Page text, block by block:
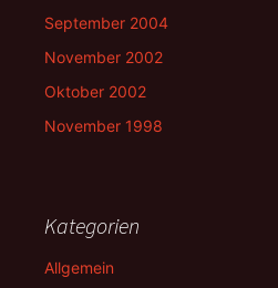
September 2004
November 2002
Oktober 2002
November 1998
Kategorien
Allgemein